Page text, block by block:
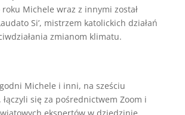
Michele wraz z innymi został
Si’, mistrzem katolickich działań
zmianom klimatu.
Michele i inni, na sześciu
się za pośrednictwem Zoom i